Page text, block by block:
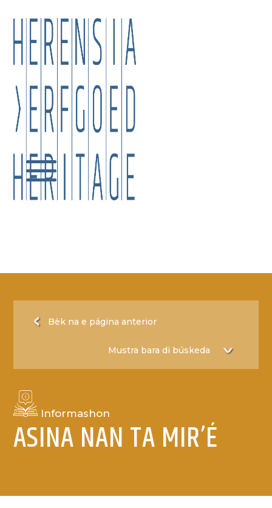
Bèk na e página anterior
Informashon
ASINA NAN TA MIR’É